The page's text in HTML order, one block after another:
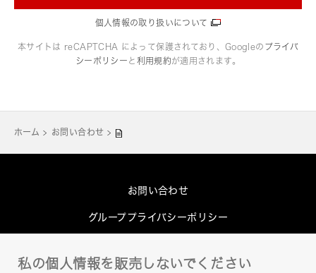
個人情報の取り扱いについて
本サイトは reCAPTCHA によって保護されており、Googleの プライバ
シーポリシー と 利用規約が適用されます。
ホーム お問い合わせ
お問い合わせ
グループプライバシーポリシー
私の個人情報を販売しないでください